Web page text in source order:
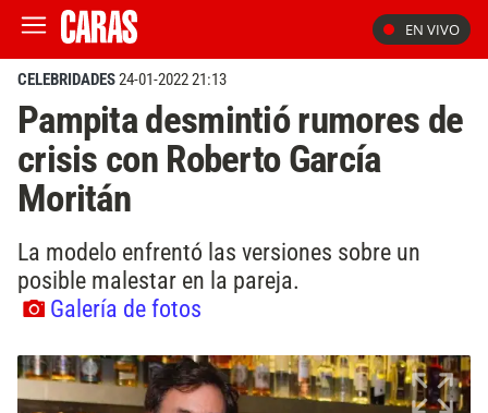
EN VIVO
CELEBRIDADES24-01-2022 21:13
Pampita desmintió rumores de
crisis con Roberto García
Moritán
La modelo enfrentó las versiones sobre un
posible malestar en la pareja.
Galería de fotos